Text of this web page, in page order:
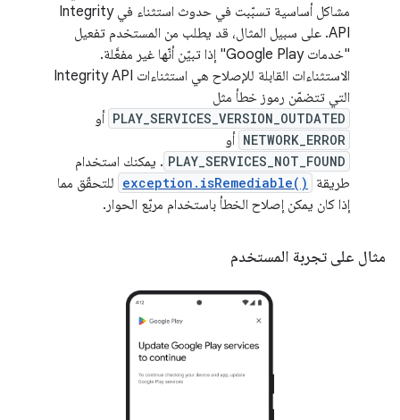
مشاكل أساسية تسبّبت في حدوث استثناء في Integrity
API. على سبيل المثال، قد يطلب من المستخدم تفعيل
"خدمات Google Play" إذا تبيّن أنّها غير مفعَّلة.
الاستثناءات القابلة للإصلاح هي استثناءات Integrity API
التي تتضمّن رموز خطأ مثل
PLAY_SERVICES_VERSION_OUTDATED أو
NETWORK_ERROR أو
PLAY_SERVICES_NOT_FOUND . يمكنك استخدام
طريقة
exception.isRemediable() للتحقّق مما
إذا كان يمكن إصلاح الخطأ باستخدام مربّع الحوار.
مثال على تجربة المستخدم